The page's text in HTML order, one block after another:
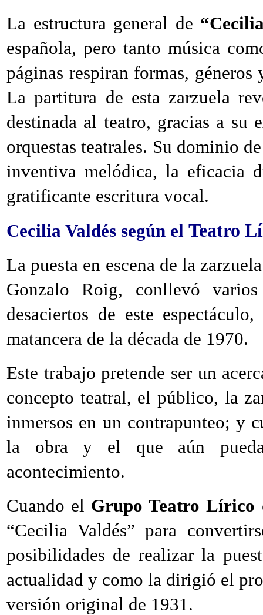
La estructura general de
española, pero tanto música
páginas respiran formas,
La partitura de esta zarzuela
destinada al teatro, gracias a
orquestas teatrales. Su dominio
inventiva melódica, la eficacia
gratificante escritura vocal.
Cecilia Valdés según el Teatro
La puesta en escena de la
Gonzalo Roig, conllevó
desaciertos de este
matancera de la década de 1970.
Este trabajo pretende ser un
concepto teatral, el público, la
inmersos en un contrapunteo; y
la obra y el que aún pueda
acontecimiento.
Cuando el Grupo Teatro Lírico
“Cecilia Valdés” para
posibilidades de realizar la
actualidad y como la dirigió el
versión original de 1931.